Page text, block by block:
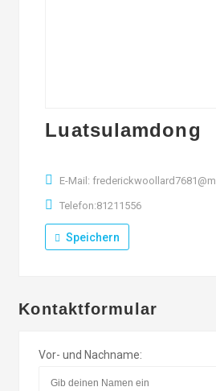
Luatsulamdong
E-Mail:
Telefon:81211556
Speichern
Kontaktformular
Vor- und Nachname: